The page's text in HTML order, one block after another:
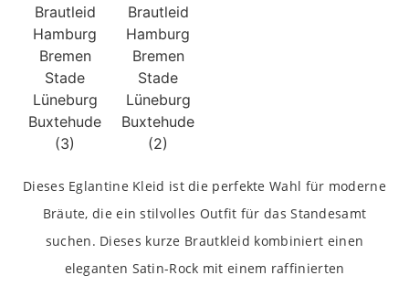
Dieses Eglantine Kleid ist die perfekte Wahl für moderne
Bräute, die ein stilvolles Outfit für das Standesamt
suchen. Dieses kurze Brautkleid kombiniert einen
eleganten Satin-Rock mit einem raffinierten